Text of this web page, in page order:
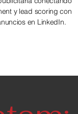
y lead scoring con
en LinkedIn.